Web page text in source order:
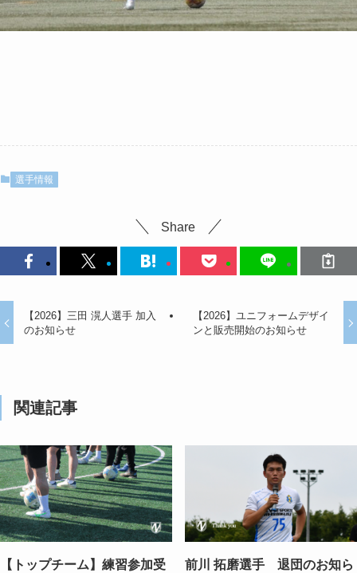
選手情報
Share
【2026】三田 滉人選手 加入
のお知らせ
【2026】ユニフォームデザイ
ンと販売開始のお知らせ
関連記事
【トップチーム】練習参加受
前川 拓磨選手 退団のお知ら